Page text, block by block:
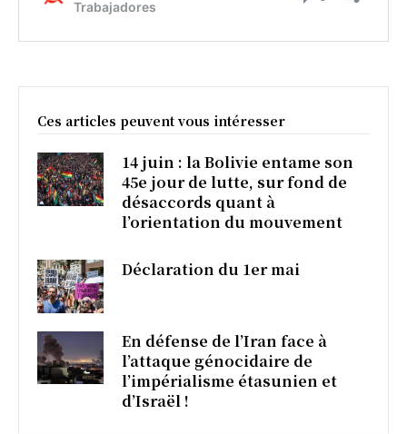
Ces articles peuvent vous intéresser
14 juin : la Bolivie entame son
45e jour de lutte, sur fond de
désaccords quant à
l’orientation du mouvement
Déclaration du 1er mai
En défense de l’Iran face à
l’attaque génocidaire de
l’impérialisme étasunien et
d’Israël !